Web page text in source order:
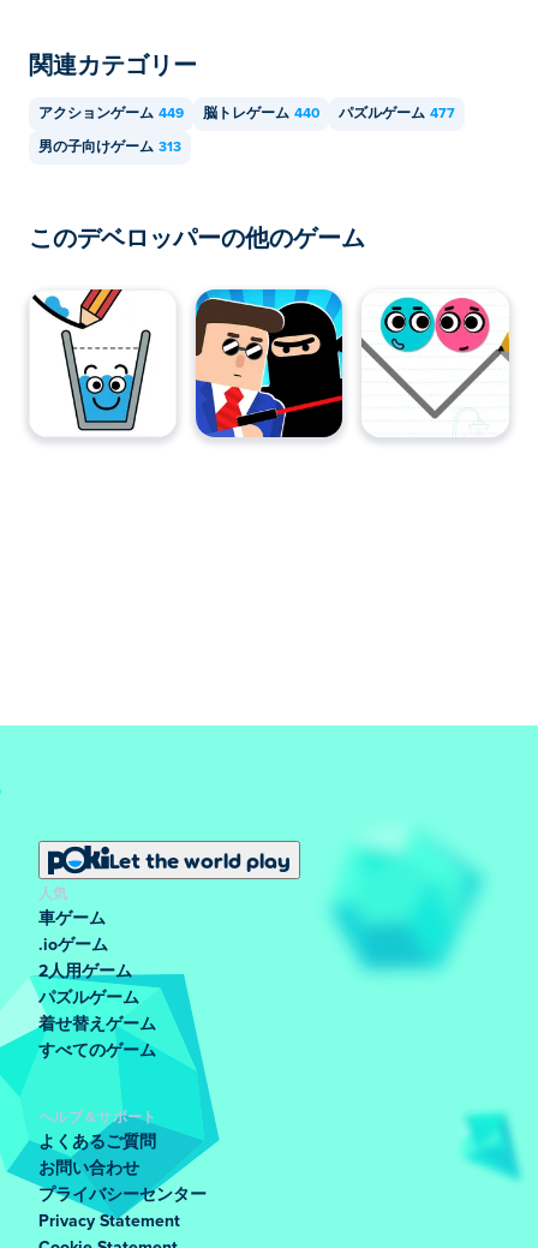
す。
関連カテゴリー
アクションゲーム 449 脳トレゲーム 440 パズルゲーム 477
男の子向けゲーム 313
このデベロッパーの他のゲーム
Let the world play
人気
車ゲーム
.ioゲーム
2人用ゲーム
パズルゲーム
着せ替えゲーム
すべてのゲーム
ヘルプ＆サポート
よくあるご質問
お問い合わせ
プライバシーセンター
Privacy Statement